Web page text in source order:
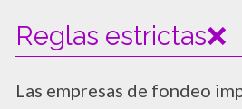
Reglas estrictas❌
Las empresas de fondeo